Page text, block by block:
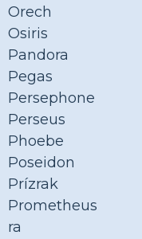
Orech
Osiris
Pandora
Pegas
Persephone
Perseus
Phoebe
Poseidon
Prízrak
Prometheus
ra